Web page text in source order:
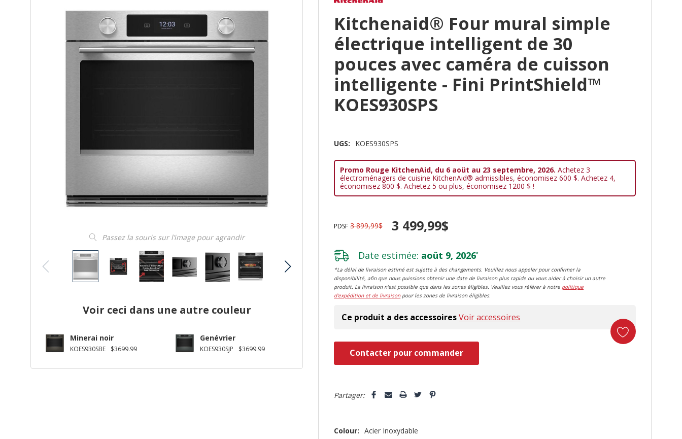
Passez la souris sur l’image pour agrandir
Voir ceci dans une autre couleur
Minerai noir
KOES930SBE $3699.99
Genévrier
KOES930SJP $3699.99
Kitchenaid® Four mural simple
électrique intelligent de 30
pouces avec caméra de cuisson
intelligente - Fini PrintShield™
KOES930SPS
UGS: KOES930SPS
Promo Rouge KitchenAid, du 6 aoüt au 23 septembre, 2026. Achetez 3
électroménagers de cuisine KitchenAid® admissibles, économisez 600 $. Achetez 4,
économisez 800 $. Achetez 5 ou plus, économisez 1200 $ !
PDSF 3 899,99$ 3 499,99$
Date estimée: août 9, 2026*
*La délai de livraison estimé est sujette à des changements. Veuillez nous appeler pour confirmer la
disponibilité, afin que nous puissions obtenir une date de livraison plus rapide ou vous aider à choisir un autre
produit. La livraison n'est possible que dans les zones éligibles. Veuillez vous référer à notre politique
d'expédition et de livraisonpour les zones de livraison éligibles.
Ce produit a des accessoiresVoir accessoires
que
Contacter pour commander
Partager:
Colour: Acier Inoxydable